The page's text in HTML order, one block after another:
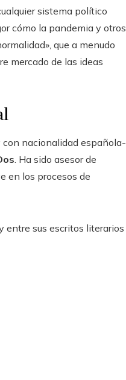
sistema político
cómo la pandemia y otros
que a menudo
mercado de las ideas
con nacionalidad española-
. Ha sido asesor de
en los procesos de
entre sus escritos literarios